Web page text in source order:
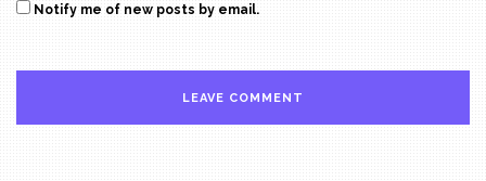
Notify me of new posts by email.